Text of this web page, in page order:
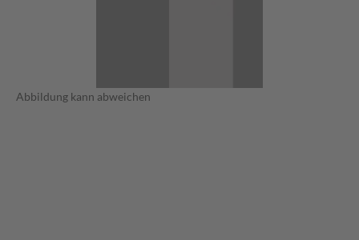
Abbildung kann abweichen